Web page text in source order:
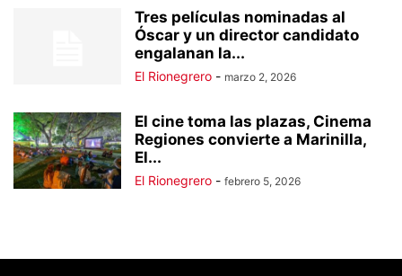
Tres películas nominadas al
Óscar y un director candidato
engalanan la...
El Rionegrero - marzo 2, 2026
El cine toma las plazas, Cinema
Regiones convierte a Marinilla,
El...
El Rionegrero - febrero 5, 2026